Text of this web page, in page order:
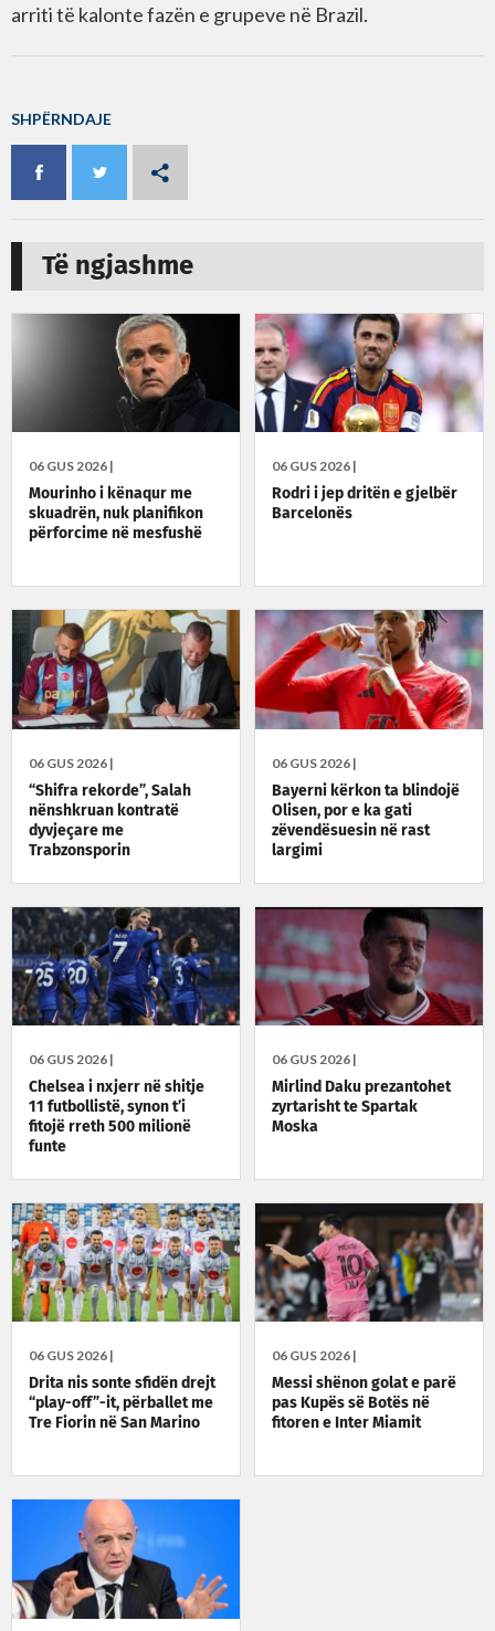
arriti të kalonte fazën e grupeve në Brazil.
SHPËRNDAJE
Të ngjashme
06 GUS 2026 |
Mourinho i kënaqur me
skuadrën, nuk planifikon
përforcime në mesfushë
06 GUS 2026 |
Rodri i jep dritën e gjelbër
Barcelonës
06 GUS 2026 |
“Shifra rekorde”, Salah
nënshkruan kontratë
dyvjeçare me
Trabzonsporin
06 GUS 2026 |
Bayerni kërkon ta blindojë
Olisen, por e ka gati
zëvendësuesin në rast
largimi
06 GUS 2026 |
Chelsea i nxjerr në shitje
11 futbollistë, synon t’i
fitojë rreth 500 milionë
funte
06 GUS 2026 |
Mirlind Daku prezantohet
zyrtarisht te Spartak
Moska
06 GUS 2026 |
Drita nis sonte sfidën drejt
“play-off”-it, përballet me
Tre Fiorin në San Marino
06 GUS 2026 |
Messi shënon golat e parë
pas Kupës së Botës në
fitoren e Inter Miamit